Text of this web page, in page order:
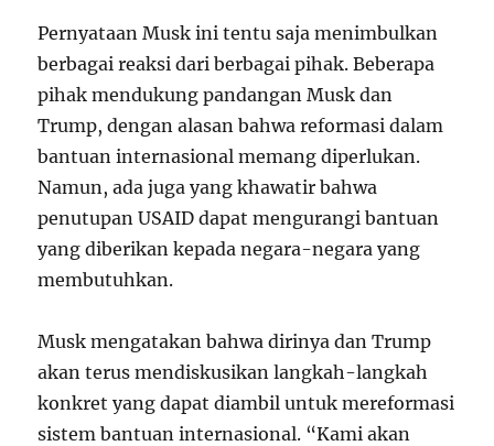
Pernyataan Musk ini tentu saja menimbulkan
berbagai reaksi dari berbagai pihak. Beberapa
pihak mendukung pandangan Musk dan
Trump, dengan alasan bahwa reformasi dalam
bantuan internasional memang diperlukan.
Namun, ada juga yang khawatir bahwa
penutupan USAID dapat mengurangi bantuan
yang diberikan kepada negara-negara yang
membutuhkan.
Musk mengatakan bahwa dirinya dan Trump
akan terus mendiskusikan langkah-langkah
konkret yang dapat diambil untuk mereformasi
sistem bantuan internasional. “Kami akan